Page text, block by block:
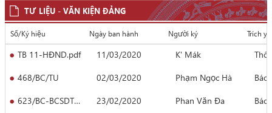
TƯ LIỆU - VĂN KIỆN ĐẢNG
Số/Ký hiệu Ngày ban hành Người ký Trích
TB 11-HĐND.pdf 11/03/2020 K' Mák
468/BC/TU
02/03/2020 Phạm Ngọc Hà
623/BC-BCSDTUB
23/02/2020 Phan Văn Đa